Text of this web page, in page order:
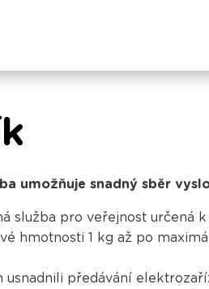
umožňuje snadný sběr
služba pro veřejnost určená
hmotnosti 1 kg až po
usnadnili předávání